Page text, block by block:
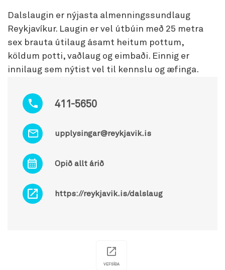
411-5650
upplysingar@reykjavik.is
Opið allt árið
https://reykjavik.is/dalslaug
Dalslaugin er nýjasta almenningssundlaug
Reykjavíkur. Laugin er vel útbúin með 25 metra
sex brauta útilaug ásamt heitum pottum,
köldum potti, vaðlaug og eimbaði. Einnig er
innilaug sem nýtist vel til kennslu og æfinga.
VEFSÍÐA